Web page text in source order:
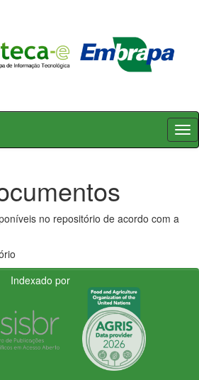
no repositório de acordo com a
Indexado por